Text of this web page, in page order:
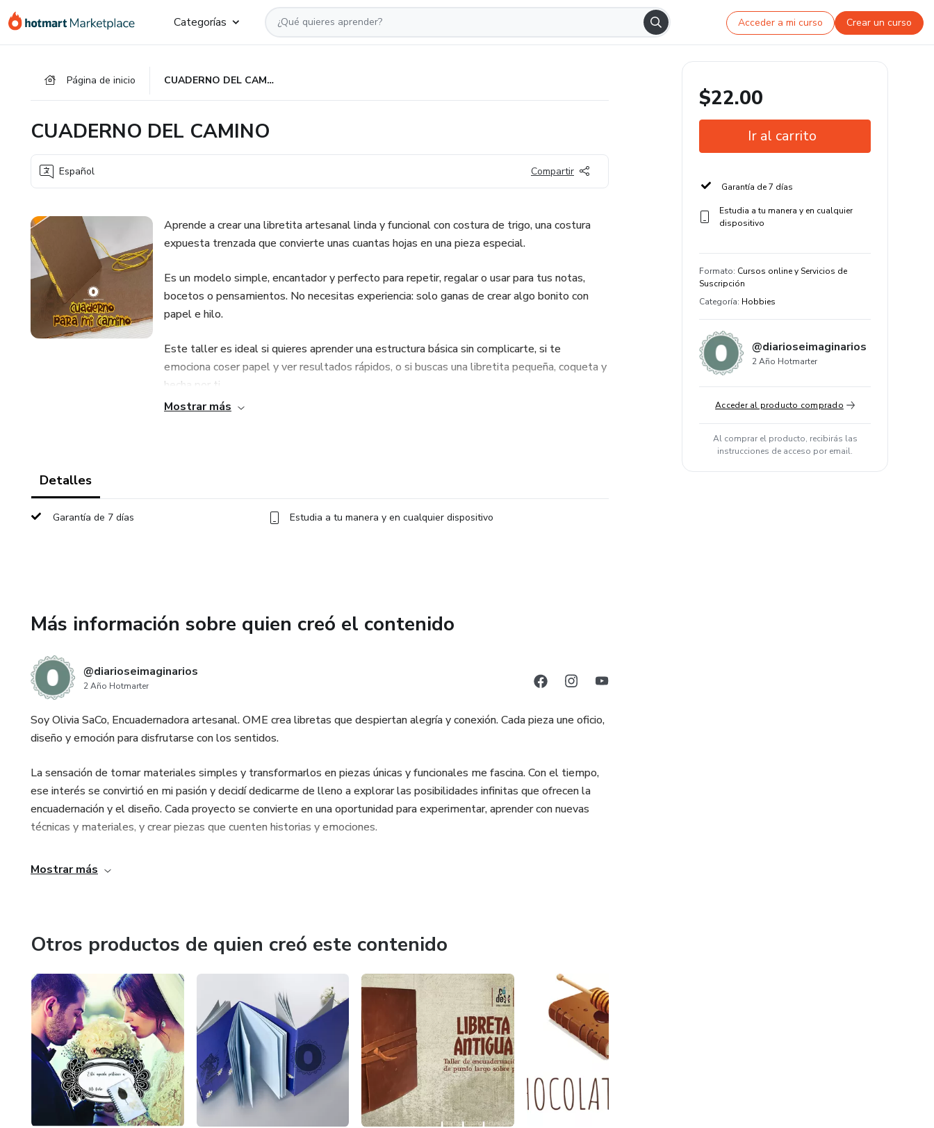
Categorías Acceder a mi curso Crear un curso
Página de inicio CUADERNO DEL CAMINO
CUADERNO DEL CAMINO
Español Compartir
Aprende a crear una libretita artesanal linda y funcional con costura de trigo, una costura
expuesta trenzada que convierte unas cuantas hojas en una pieza especial.
Es un modelo simple, encantador y perfecto para repetir, regalar o usar para tus notas,
bocetos o pensamientos. No necesitas experiencia: solo ganas de crear algo bonito con
papel e hilo.
Este taller es ideal si quieres aprender una estructura básica sin complicarte, si te
emociona coser papel y ver resultados rápidos, o si buscas una libretita pequeña, coqueta y
hecha por ti.
• Trucos para darle más resistencia a esta estructura ligera.
libretita que tú misma hiciste. Es un proyecto corto, accesible y muy satisfactorio para
empezar en la encuadernación.
Detalles del taller:
• Acceso inmediato al comprar, disponible por 1 año.
• Acceso al grupo de comunidad por WhatsApp (ofertas y regalitos; no incluye asesoría
personalizada).
• Incluye guía descargable.
Mostrar más
Detalles
Garantía de 7 días Estudia a tu manera y en cualquier dispositivo
Más información sobre quien creó el contenido
@diarioseimaginarios
2 Año Hotmarter
Soy Olivia SaCo, Encuadernadora artesanal. OME crea libretas que despiertan alegría y conexión. Cada pieza une oficio,
diseño y emoción para disfrutarse con los sentidos.
La sensación de tomar materiales simples y transformarlos en piezas únicas y funcionales me fascina. Con el tiempo,
ese interés se convirtió en mi pasión y decidí dedicarme de lleno a explorar las posibilidades infinitas que ofrecen la
encuadernación y el diseño. Cada proyecto se convierte en una oportunidad para experimentar, aprender con nuevas
técnicas y materiales, y crear piezas que cuenten historias y emociones.
Mostrar más
Otros productos de quien creó este contenido
$22.00
Ir al carrito
Garantía de 7 días
Estudia a tu manera y en cualquier
dispositivo
Formato: Cursos online y Servicios de
Suscripción
Categoría: Hobbies
@diarioseimaginarios
2 Año Hotmarter
Acceder al producto comprado
Al comprar el producto, recibirás las
instrucciones de acceso por email.